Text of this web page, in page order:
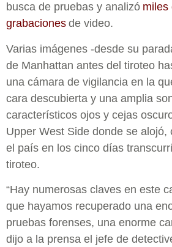
busca de pruebas y analizó miles
grabaciones de video.
Varias imágenes -desde su
de Manhattan antes del tiroteo
una cámara de vigilancia en la
cara descubierta y una amplia
característicos ojos y cejas
Upper West Side donde se alojó,
el país en los cinco días
tiroteo.
“Hay numerosas claves en este
que hayamos recuperado una
pruebas forenses, una enorme
dijo a la prensa el jefe de